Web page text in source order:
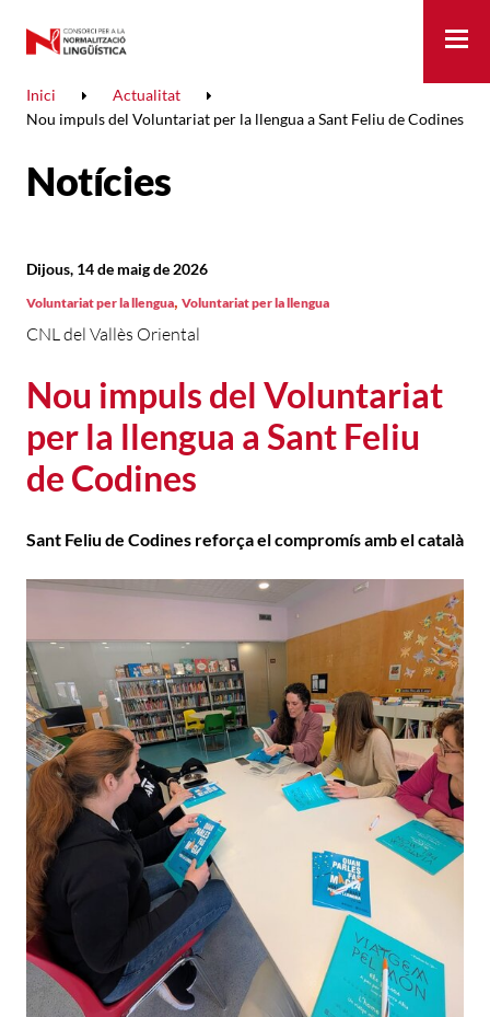
Inici
Actualitat
Nou impuls del Voluntariat per la llengua a Sant Feliu de Codines
Notícies
Nou impuls del Voluntariat
per la llengua a Sant Feliu
de Codines
CNL del Vallès Oriental
Dijous, 14 de maig de 2026
Voluntariat per la llengua, Voluntariat per la llengua
Sant Feliu de Codines reforça el compromís amb el català